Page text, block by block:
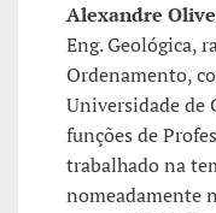
Alexandre
Eng. Geológica,
Ordenamento,
Universidade de
funções de
trabalhado na
nomeadamente